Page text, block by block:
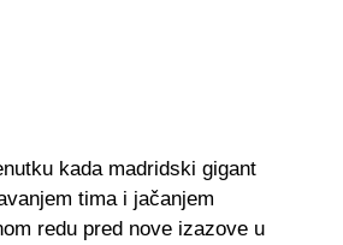
kada madridski gigant
tima i jačanjem
redu pred nove izazove u